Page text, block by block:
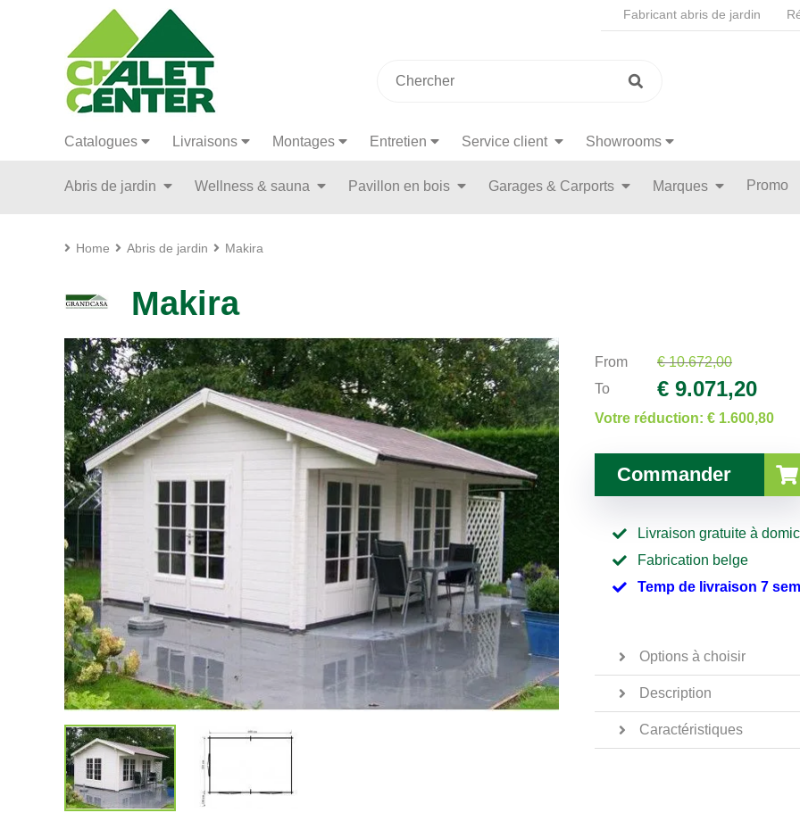
Fabricant abris de jardin
Catalogues Livraisons Montages Entretien Service client Showrooms
Abris de jardin Wellness & sauna Pavillon en bois Garages & Carports Marques Promo
Home Abris de jardin Makira
Makira
From
€ 10.672,00
To
€ 9.071,20
Votre réduction: € 1.600,80
Commander
Livraison gratuite à
Fabrication belge
Temp de livraison 7
Options à choisir
Description
Caractéristiques